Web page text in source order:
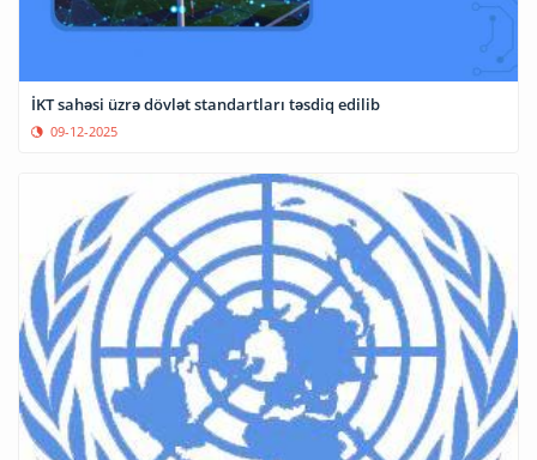
İKT sahəsi üzrə dövlət standartları təsdiq edilib
09-12-2025